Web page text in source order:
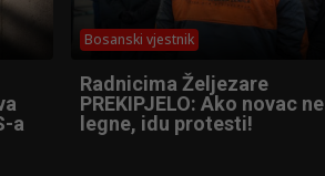
a
Bosanski vjestnik
Radnicima Željezare
PREKIPJELO: Ako novac ne
legne, idu protesti!